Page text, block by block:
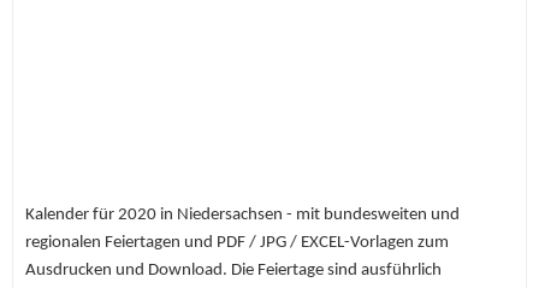
Kalender für 2020 in Niedersachsen - mit bundesweiten und
regionalen Feiertagen und PDF / JPG / EXCEL-Vorlagen zum
Ausdrucken und Download. Die Feiertage sind ausführlich